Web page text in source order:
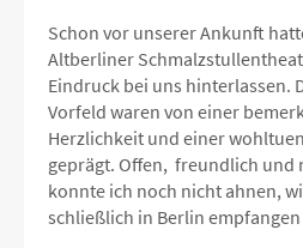
Schon vor unserer Ankunft
Altberliner
Eindruck bei uns hinterlassen.
Vorfeld waren von einer
Herzlichkeit und einer
geprägt. Offen, freundlich und
konnte ich noch nicht ahnen,
schließlich in Berlin